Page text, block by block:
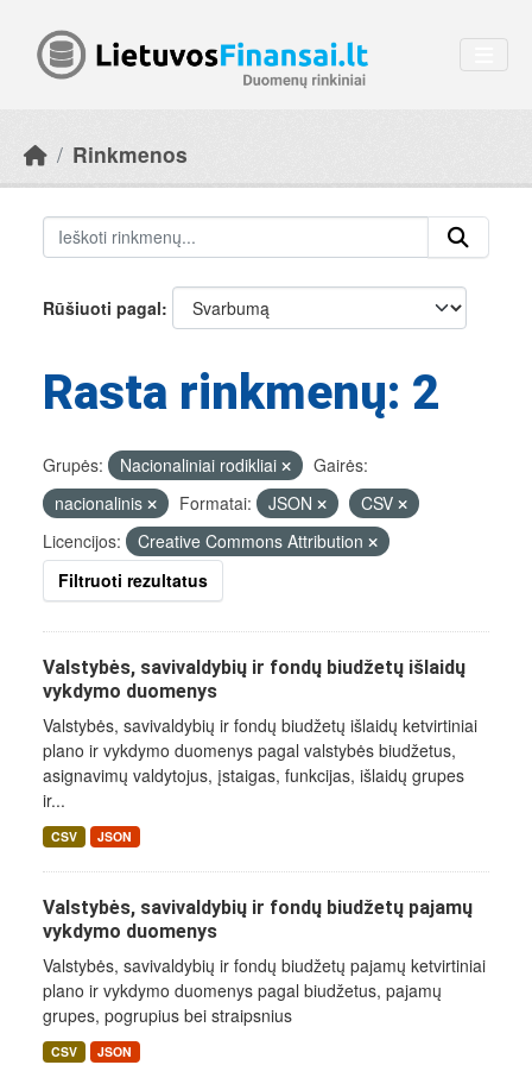
Rinkmenos
Rūšiuoti pagal
Rasta rinkmenų: 2
Grupės: Nacionaliniai rodikliai
Gairės:
nacionalinis
Formatai: JSON
CSV
Licencijos:
Creative Commons Attribution
Filtruoti rezultatus
Valstybės, savivaldybių ir fondų biudžetų išlaidų
vykdymo duomenys
Valstybės, savivaldybių ir fondų biudžetų išlaidų ketvirtiniai
plano ir vykdymo duomenys pagal valstybės biudžetus,
asignavimų valdytojus, įstaigas, funkcijas, išlaidų grupes
ir...
CSV JSON
Valstybės, savivaldybių ir fondų biudžetų pajamų
vykdymo duomenys
Valstybės, savivaldybių ir fondų biudžetų pajamų ketvirtiniai
plano ir vykdymo duomenys pagal biudžetus, pajamų
grupes, pogrupius bei straipsnius
CSV JSON